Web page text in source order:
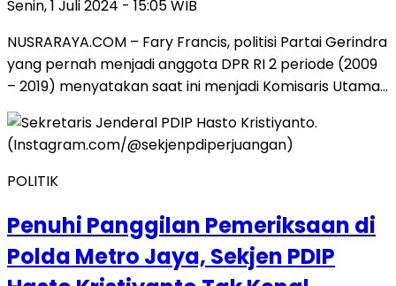
Senin, 1 Juli 2024 - 15:05 WIB
NUSRARAYA.COM – Fary Francis, politisi Partai Gerindra
yang pernah menjadi anggota DPR RI 2 periode (2009
– 2019) menyatakan saat ini menjadi Komisaris Utama…
POLITIK
Penuhi Panggilan Pemeriksaan di
Polda Metro Jaya, Sekjen PDIP